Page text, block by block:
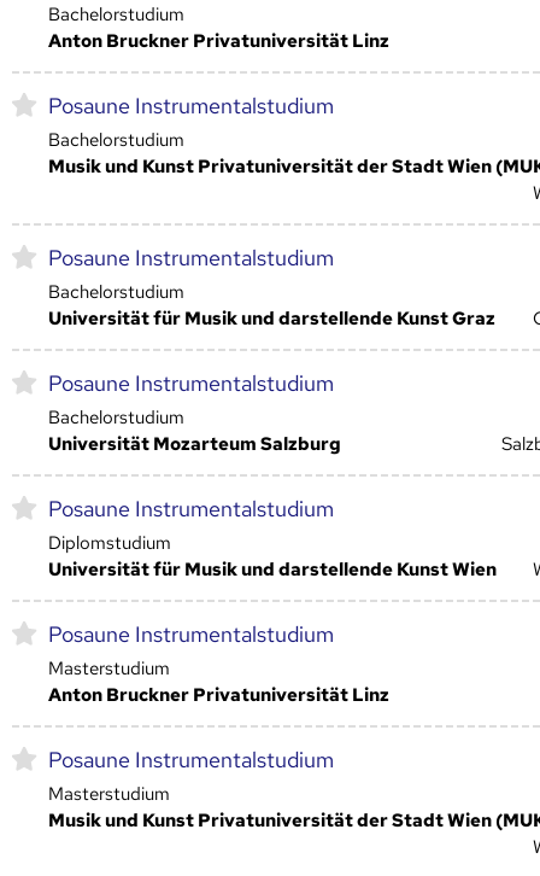
Bachelorstudium
Anton Bruckner Privatuniversität Linz
Posaune Instrumentalstudium
Bachelorstudium
Musik und Kunst Privatuniversität der Stadt Wien
Posaune Instrumentalstudium
Bachelorstudium
Universität für Musik und darstellende Kunst Graz
Posaune Instrumentalstudium
Bachelorstudium
Universität Mozarteum Salzburg
Posaune Instrumentalstudium
Diplomstudium
Universität für Musik und darstellende Kunst Wien
Posaune Instrumentalstudium
Masterstudium
Anton Bruckner Privatuniversität Linz
Posaune Instrumentalstudium
Masterstudium
Musik und Kunst Privatuniversität der Stadt Wien